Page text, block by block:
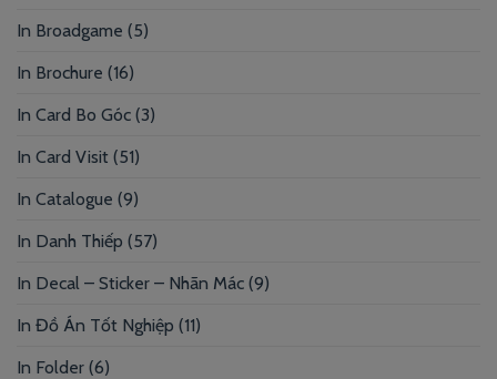
In Broadgame (5)
In Brochure (16)
In Card Bo Góc (3)
In Card Visit (51)
In Catalogue (9)
In Danh Thiếp (57)
In Decal – Sticker – Nhãn Mác (9)
In Đồ Án Tốt Nghiệp (11)
In Folder (6)